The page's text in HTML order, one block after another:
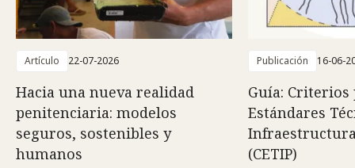
Artículo 22-07-2026
Hacia una nueva realidad
penitenciaria: modelos
seguros, sostenibles y
humanos
Publicación 16-06-
Guía: Criterios
Estándares
(CETIP)